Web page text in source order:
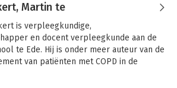
Martin te
is verpleegkundige,
en docent verpleegkunde aan de
te Ede. Hij is onder meer auteur van de
van patiënten met COPD in de